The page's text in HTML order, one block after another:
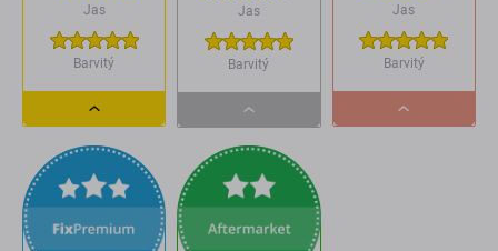
Jas
Barvitý
Dropdown
button
Jas
Barvitý
Dropdown
button
Jas
Barvitý
Dropdown